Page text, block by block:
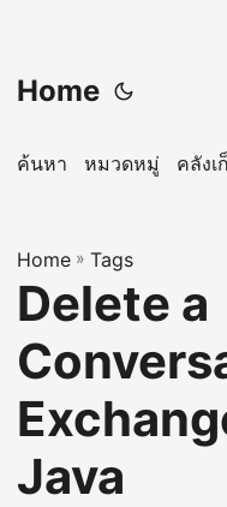
Home
ค้นหา หมวดหมู่ คลัง
Home » Tags
Delete a
Java